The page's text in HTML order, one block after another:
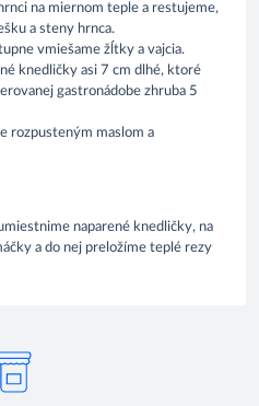
na miernom teple a restujeme,
a steny hrnca.
vmiešame žĺtky a vajcia.
knedličky asi 7 cm dlhé, ktoré
gastronádobe zhruba 5
rozpusteným maslom a
naparené knedličky, na
a do nej preložíme teplé rezy